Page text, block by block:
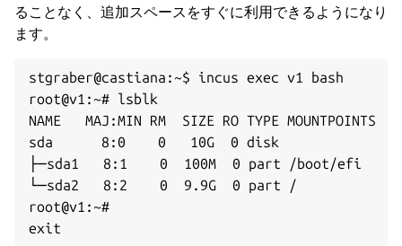
ることなく、追加スペースをすぐに利用できるようになり
ます。
stgraber@castiana:~$ incus exec v1 bash
root@v1:~# lsblk
NAME   MAJ:MIN RM  SIZE RO TYPE MOUNTPOINTS
sda      8:0    0   10G  0 disk
├─sda1   8:1    0  100M  0 part /boot/efi
└─sda2   8:2    0  9.9G  0 part /
root@v1:~#
exit